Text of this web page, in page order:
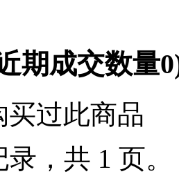
期成交数量0
过此商品
录，共 1 页。